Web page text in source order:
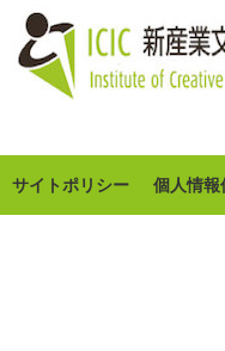
サイトポリシー 個人情報